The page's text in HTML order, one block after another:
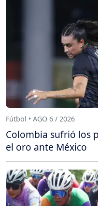
Fútbol • AGO 6 / 2026
Colombia sufrió los
el oro ante México